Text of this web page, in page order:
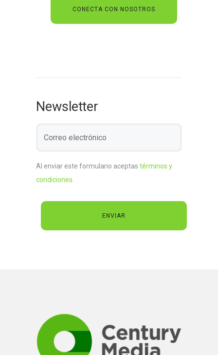
Newsletter
Al enviar este formulario aceptas términos y
condiciones